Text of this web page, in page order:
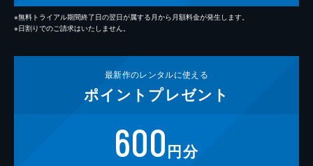
※無料トライアル期間終了日の翌日が属する月から月額料金が発生します。
※日割りでのご請求はいたしません。
最新作のレンタルに使える
ポイント プレゼント
600円分